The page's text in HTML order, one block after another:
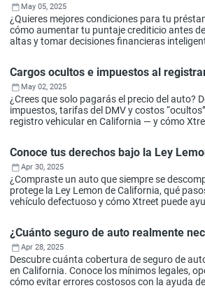
May 05, 2025
¿Quieres mejores condiciones para tu
cómo aumentar tu puntaje crediticio antes
altas y tomar decisiones financieras
Cargos ocultos e impuestos al
May 02, 2025
¿Crees que solo pagarás el precio del auto?
impuestos, tarifas del DMV y costos
registro vehicular en California — y cómo
Conoce tus derechos bajo la Ley
Apr 30, 2025
¿Compraste un auto que siempre se
protege la Ley Lemon de California, qué
vehículo defectuoso y cómo Xtreet puede
¿Cuánto seguro de auto realmente
Apr 28, 2025
Descubre cuánta cobertura de seguro de
en California. Conoce los mínimos legales,
cómo evitar errores costosos con la ayuda